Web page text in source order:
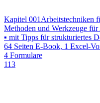
Kapitel 001 Arbeitstechniken
Methoden und Werkzeuge
▪ mit Tipps für strukturiertes
64 Seiten E-Book, 1 Excel-
4 Formulare
113